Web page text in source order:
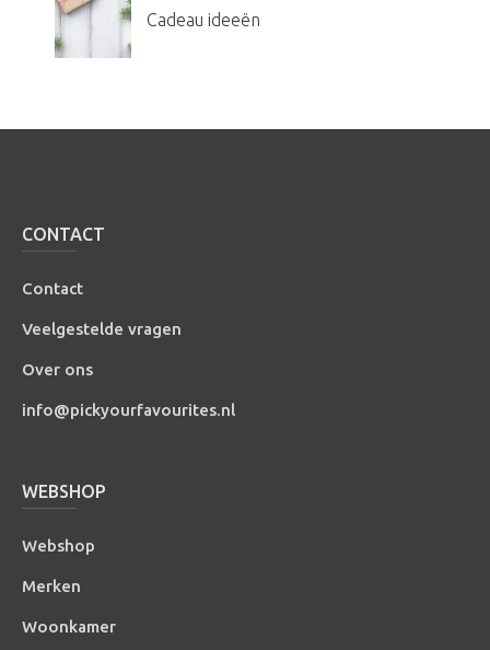
Cadeau ideeën
CONTACT
Contact
Veelgestelde vragen
Over ons
info@pickyourfavourites.nl
WEBSHOP
Webshop
Merken
Woonkamer